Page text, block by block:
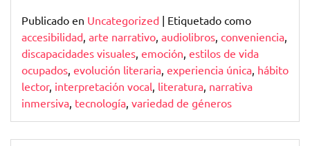
Publicado en Uncategorized | Etiquetado como
accesibilidad, arte narrativo, audiolibros, conveniencia,
discapacidades visuales, emoción, estilos de vida
ocupados, evolución literaria, experiencia única, hábito
lector, interpretación vocal, literatura, narrativa
inmersiva, tecnología, variedad de géneros